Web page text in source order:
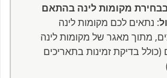
מקומות לינה בהתאם
: נתאים לכם מקומות לינה
מתוך מאגר של מקומות לינה
(כולל בדיקת זמינות בתאריכים